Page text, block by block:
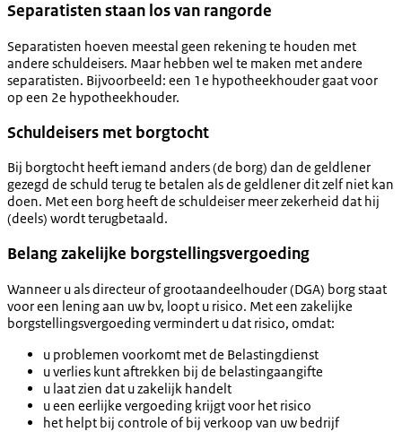
Separatisten staan los van rangorde
Separatisten hoeven meestal geen rekening te houden met
andere schuldeisers. Maar hebben wel te maken met andere
separatisten. Bijvoorbeeld: een 1e hypotheekhouder gaat voor
op een 2e hypotheekhouder.
Schuldeisers met borgtocht
Bij borgtocht heeft iemand anders (de borg) dan de geldlener
gezegd de schuld terug te betalen als de geldlener dit zelf niet kan
doen. Met een borg heeft de schuldeiser meer zekerheid dat hij
(deels) wordt terugbetaald.
Belang zakelijke borgstellingsvergoeding
Wanneer u als directeur of grootaandeelhouder (DGA) borg staat
voor een lening aan uw bv, loopt u risico. Met een zakelijke
borgstellingsvergoeding vermindert u dat risico, omdat:
u problemen voorkomt met de Belastingdienst
u verlies kunt aftrekken bij de belastingaangifte
u laat zien dat u zakelijk handelt
u een eerlijke vergoeding krijgt voor het risico
het helpt bij controle of bij verkoop van uw bedrijf